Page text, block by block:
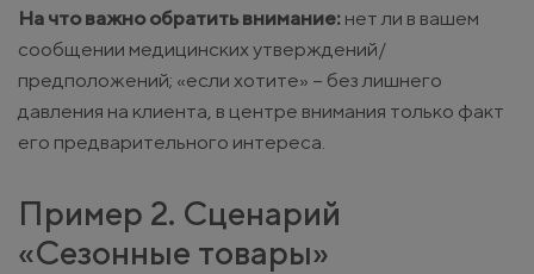
На что важно обратить внимание: нет ли в вашем
сообщении медицинских утверждений/
предположений; «если хотите» – без лишнего
давления на клиента, в центре внимания только факт
его предварительного интереса.
Пример 2. Сценарий
«Сезонные товары»